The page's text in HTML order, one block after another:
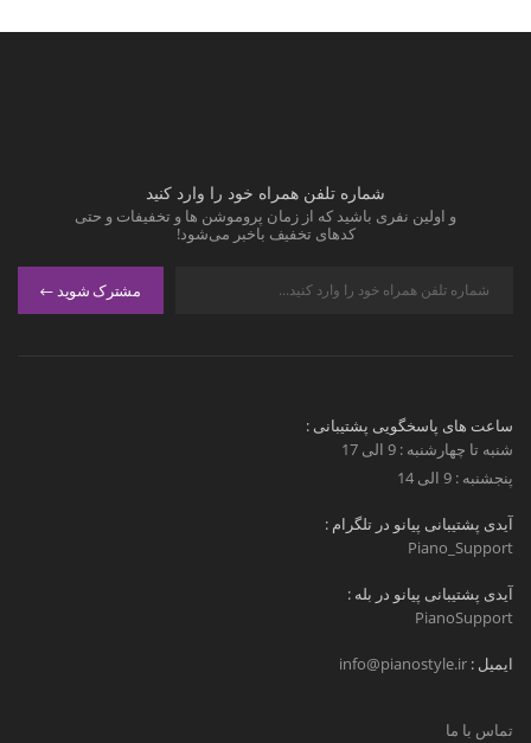
شماره تلفن همراه خود را وارد کنید
و اولین نفری باشید که از زمان پروموشن ها و تخفیفات و حتی
کدهای تخفیف باخبر می‌شود!
مشترک شوید
ساعت های پاسخگویی پشتیبانی :
شنبه تا چهارشنبه : 9 الی 17
پنجشنبه : 9 الی 14
آیدی پشتیبانی پیانو در تلگرام :
Piano_Support
آیدی پشتیبانی پیانو در بله :
PianoSupport
ایمیل : info@pianostyle.ir
تماس با ما